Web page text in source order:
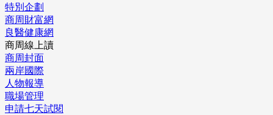
特別企劃
商周財富網
良醫健康網
商周線上讀
商周封面
兩岸國際
人物報導
職場管理
申請七天試閱